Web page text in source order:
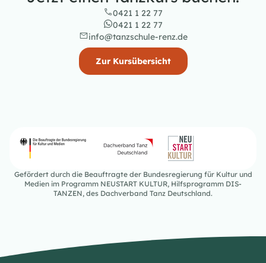
0421 1 22 77
0421 1 22 77
info@tanzschule-renz.de
Zur Kursübersicht
Gefördert durch die Beauftragte der Bundesregierung für Kultur und
Medien im Programm NEUSTART KULTUR, Hilfsprogramm DIS-
TANZEN, des Dachverband Tanz Deutschland.